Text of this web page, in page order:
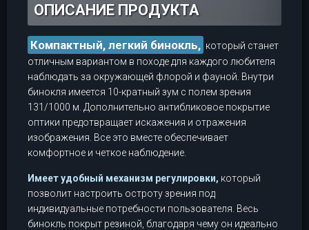
ОПИСАНИЕ ПРОДУКТА
Компактный, легкий бинокль, который станет
отличным вариантом в походе для каждого любителя
наблюдать за окружающей флорой и фауной. Внутри
бинокля имеется 10-кратный зум с полем зрения
131/1000 м. Дополнительно антибликовое покрытие
оптики предотвращает искажения и отражения
изображения. Все это вместе обеспечивает
комфортное и четкое наблюдение.
Имеет удобный механизм регулировки, который
позволит настроить остроту зрения под
индивидуальные потребности пользователя. Весь
бинокль покрыт резиной, благодаря чему он идеально